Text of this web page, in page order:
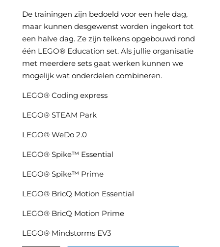
De trainingen zijn bedoeld voor een hele dag,
maar kunnen desgewenst worden ingekort tot
een halve dag. Ze zijn telkens opgebouwd rond
één LEGO® Education set. Als jullie organisatie
met meerdere sets gaat werken kunnen we
mogelijk wat onderdelen combineren.
LEGO® Coding express
LEGO® STEAM Park
LEGO® WeDo 2.0
LEGO® Spike™ Essential
LEGO® Spike™ Prime
LEGO® BricQ Motion Essential
LEGO® BricQ Motion Prime
LEGO® Mindstorms EV3